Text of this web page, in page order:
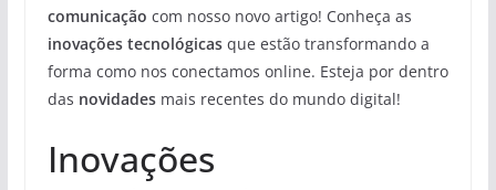
comunicação com nosso novo artigo! Conheça as
inovações tecnológicasque estão transformando a
forma como nos conectamos online. Esteja por dentro
das novidadesmais recentes do mundo digital!
Inovações